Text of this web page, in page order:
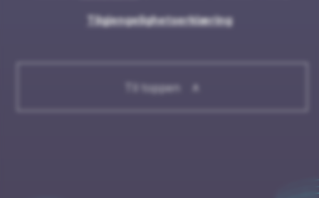
Tilgjengelighetserklæring
Til toppen